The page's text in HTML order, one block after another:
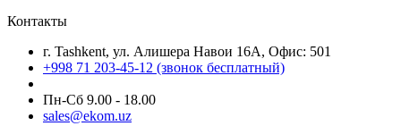
Контакты
г. Tashkent, ул. Алишера Навои 16А, Офис: 501
+998 71 203-45-12 (звонок бесплатный)
Пн-Cб 9.00 - 18.00
sales@ekom.uz